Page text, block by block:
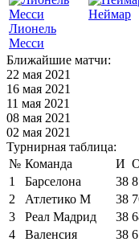
Лионель
Месси
Неймар
Ближайшие матчи:
22 мая 2021
16 мая 2021
11 мая 2021
08 мая 2021
02 мая 2021
Турнирная таблица:
№ Команда И
1
Барселона 38
2
Атлетико М 38
3
Реал Мадрид 38
4
Валенсия 38